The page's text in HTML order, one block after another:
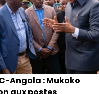
Angola : Mukoko